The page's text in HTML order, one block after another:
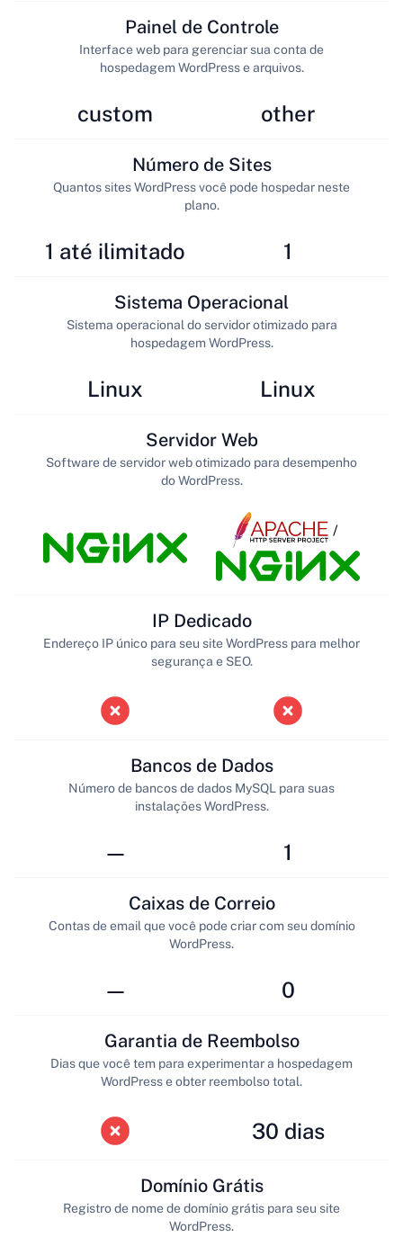
custom
Painel de Controle
Interface web para gerenciar sua conta de
hospedagem WordPress e arquivos.
other
1 até ilimitado
Número de Sites
Quantos sites WordPress você pode hospedar neste
plano.
1
Linux
Sistema Operacional
Sistema operacional do servidor otimizado para
hospedagem WordPress.
Linux
Servidor Web
Software de servidor web otimizado para desempenho
do WordPress.
/
IP Dedicado
Endereço IP único para seu site WordPress para melhor
segurança e SEO.
—
Bancos de Dados
Número de bancos de dados MySQL para suas
instalações WordPress.
1
—
Caixas de Correio
Contas de email que você pode criar com seu domínio
WordPress.
0
Garantia de Reembolso
Dias que você tem para experimentar a hospedagem
WordPress e obter reembolso total.
30 dias
Domínio Grátis
Registro de nome de domínio grátis para seu site
WordPress.